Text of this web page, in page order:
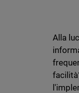
Alla